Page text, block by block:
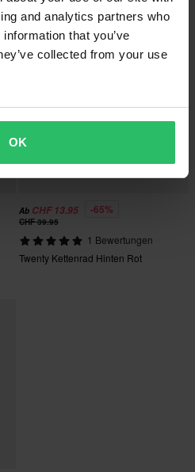
and analytics partners who
that you’ve
collected from your use
OK
Hammerpreis!
Ab CHF 13.95 -65%
CHF 39.95
1 Bewertungen
Twenty Kettenrad Hinten Rot